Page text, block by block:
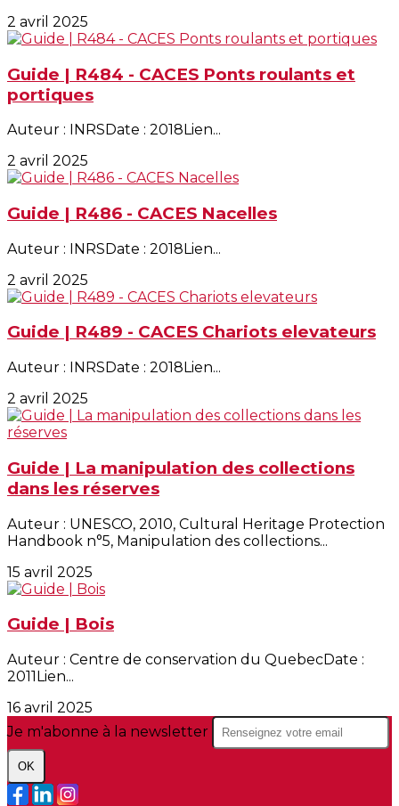
2 avril 2025
Guide | R484 - CACES Ponts roulants et
portiques
Auteur : INRSDate : 2018Lien...
2 avril 2025
Guide | R486 - CACES Nacelles
Auteur : INRSDate : 2018Lien...
2 avril 2025
Guide | R489 - CACES Chariots elevateurs
Auteur : INRSDate : 2018Lien...
2 avril 2025
Guide | La manipulation des collections
dans les réserves
Auteur : UNESCO, 2010, Cultural Heritage Protection
Handbook n°5, Manipulation des collections...
15 avril 2025
Guide | Bois
Auteur : Centre de conservation du QuebecDate :
2011Lien...
16 avril 2025
Je m'abonne à la newsletter
OK